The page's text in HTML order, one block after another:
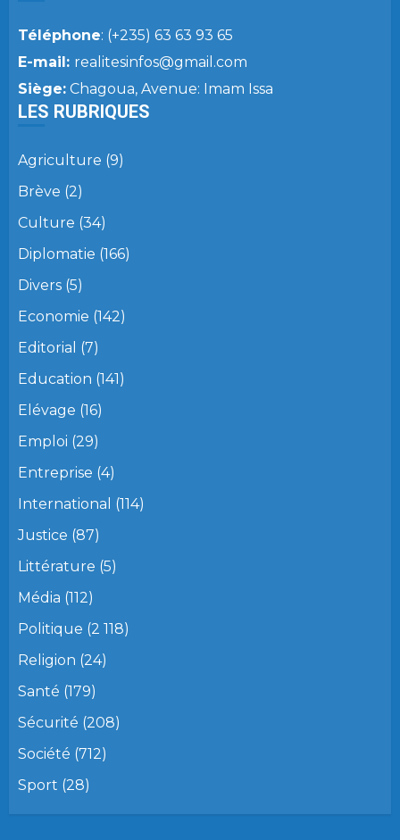
Téléphone: (+235) 63 63 93 65
E-mail: realitesinfos@gmail.com
Siège: Chagoua, Avenue: Imam Issa
LES RUBRIQUES
Agriculture (9)
Brève (2)
Culture (34)
Diplomatie (166)
Divers (5)
Economie (142)
Editorial (7)
Education (141)
Elévage (16)
Emploi (29)
Entreprise (4)
International (114)
Justice (87)
Littérature (5)
Média (112)
Politique (2 118)
Religion (24)
Santé (179)
Sécurité (208)
Société (712)
Sport (28)